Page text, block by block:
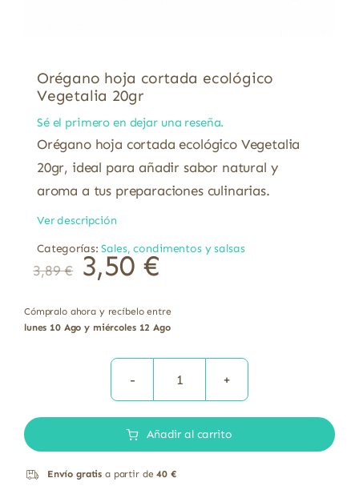
Orégano hoja cortada ecológico
Vegetalia 20gr
Sé el primero en dejar una reseña.
Orégano hoja cortada ecológico Vegetalia
20gr, ideal para añadir sabor natural y
aroma a tus preparaciones culinarias.
Ver descripción
Categorías:Sales, condimentos y salsas
3,89€ 3,50 €
Cómpralo ahora y recíbelo entre
lunes 10 Ago y miércoles 12 Ago
Orégano
cortada
Añadir al carrito
Envío gratis a partir de40 €